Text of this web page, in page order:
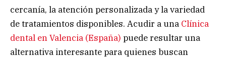
cercanía, la atención personalizada y la variedad
de tratamientos disponibles. Acudir a una Clínica
dental en Valencia (España) puede resultar una
alternativa interesante para quienes buscan